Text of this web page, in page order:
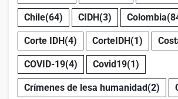
Chile(64) CIDH(3) Colombia
Corte IDH(4) CorteIDH(1)
COVID-19(4) Covid19(1)
Crímenes de lesa humanidad(2)